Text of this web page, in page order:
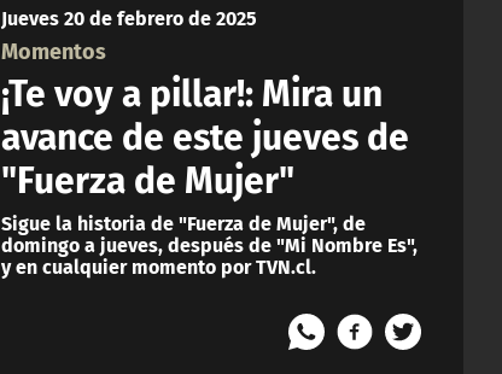
Jueves 20 de febrero de 2025
Momentos
¡Te voy a pillar!: Mira un
avance de este jueves de
"Fuerza de Mujer"
Sigue la historia de "Fuerza de Mujer", de
domingo a jueves, después de "Mi Nombre Es",
y en cualquier momento por TVN.cl.